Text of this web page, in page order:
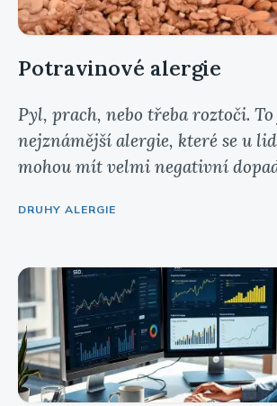
Potravinové alergie
Pyl, prach, nebo třeba roztoči.
nejznámější alergie, které se u
mohou mít velmi negativní
DRUHY ALERGIE